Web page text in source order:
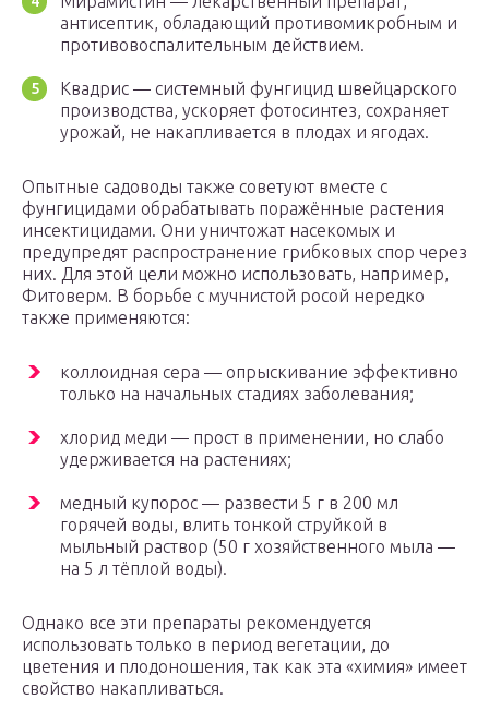
антисептик, обладающий противомикробным и
противовоспалительным действием.
Квадрис — системный фунгицид швейцарского
производства, ускоряет фотосинтез, сохраняет
урожай, не накапливается в плодах и ягодах.
Опытные садоводы также советуют вместе с
фунгицидами обрабатывать поражённые растения
инсектицидами. Они уничтожат насекомых и
предупредят распространение грибковых спор через
них. Для этой цели можно использовать, например,
Фитоверм. В борьбе с мучнистой росой нередко
также применяются:
коллоидная сера — опрыскивание эффективно
только на начальных стадиях заболевания;
хлорид меди — прост в применении, но слабо
удерживается на растениях;
медный купорос — развести 5 г в 200 мл
горячей воды, влить тонкой струйкой в
мыльный раствор (50 г хозяйственного мыла —
на 5 л тёплой воды).
Однако все эти препараты рекомендуется
использовать только в период вегетации, до
цветения и плодоношения, так как эта «химия» имеет
свойство накапливаться.